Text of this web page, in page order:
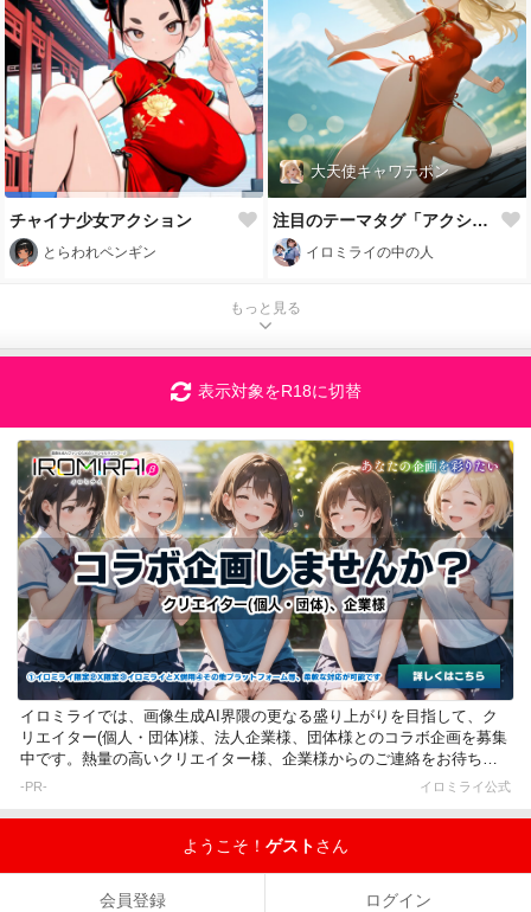
チャイナ少女アクション
とらわれペンギン
大天使キャワテポン
注目のテーマタグ「アクションポーズ」を開催いたします!🥰※プロンプト有り
イロミライの中の人
もっと見る
表示対象をR18に切替
イロミライでは、画像生成AI界隈の更なる盛り上がりを目指して、ク
リエイター(個人・団体)様、法人企業様、団体様とのコラボ企画を募集
中です。熱量の高いクリエイター様、企業様からのご連絡をお待ちし
ています。
-PR- イロミライ公式
ようこそ！ ゲストさん
会員登録 ログイン